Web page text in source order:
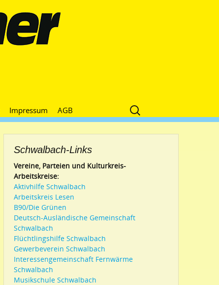
Impressum AGB
Suche
nach:
Schwalbach-Links
Vereine, Parteien und Kulturkreis-
Arbeitskreise:
Aktivhilfe Schwalbach
Arbeitskreis Lesen
B90/Die Grünen
Deutsch-Ausländische Gemeinschaft
Schwalbach
Flüchtlingshilfe Schwalbach
Gewerbeverein Schwalbach
Interessengemeinschaft Fernwärme
Schwalbach
Musikschule Schwalbach